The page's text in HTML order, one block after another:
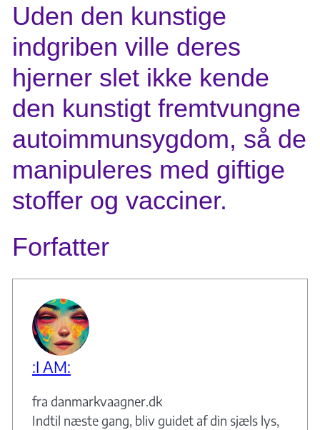
Uden den kunstige
indgriben ville deres
hjerner slet ikke kende
den kunstigt fremtvungne
autoimmunsygdom, så de
manipuleres med giftige
stoffer og vacciner.
Forfatter
:I AM:
fra danmarkvaagner.dk
Indtil næste gang, bliv guidet af din sjæls lys,